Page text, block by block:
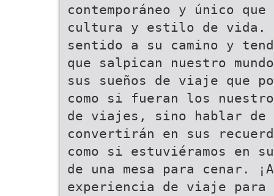
contemporáneo y único
cultura y estilo de vida.
sentido a su camino y
que salpican nuestro
sus sueños de viaje que
como si fueran los
de viajes, sino hablar de
convertirán en sus
como si estuviéramos en
de una mesa para cenar.
experiencia de viaje para